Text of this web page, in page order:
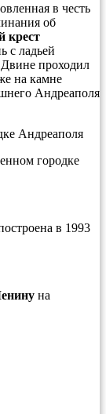
в честь
об
крест
с ладьей
проходил
на камне
Андреаполя
городке
в 1993
на